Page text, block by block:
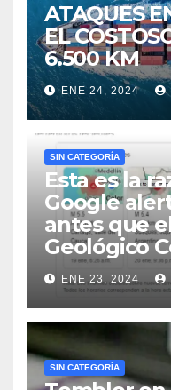
ATAQUES
EL
6.500 KM
ENE 24, 2024
SIN CATEGORÍA
Esta es la
Google
antes que
Geológico
ENE 23, 2024
SIN CATEGORÍA